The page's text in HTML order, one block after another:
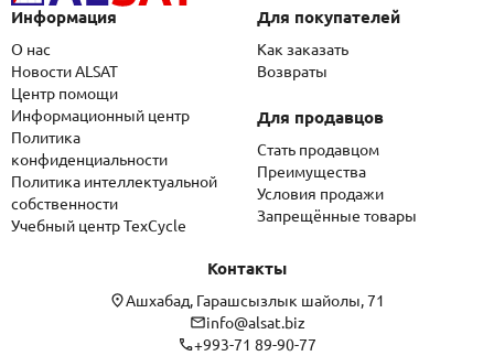
Информация
О нас
Новости ALSAT
Центр помощи
Информационный центр
Политика
конфиденциальности
Политика интеллектуальной
собственности
Учебный центр TexCycle
Для покупателей
Как заказать
Возвраты
Для продавцов
Стать продавцом
Преимущества
Условия продажи
Запрещённые товары
Контакты
Ашхабад, Гарашсызлык шайолы, 71
info@alsat.biz
+993-71 89-90-77